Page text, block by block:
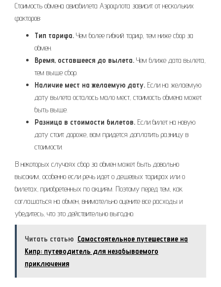
Стоимость обмена авиабилета Аэрофлота зависит от нескольких
факторов:
Тип тарифа. Чем более гибкий тариф, тем ниже сбор за
обмен.
Время, оставшееся до вылета. Чем ближе дата вылета,
тем выше сбор.
Наличие мест на желаемую дату. Если на желаемую
дату вылета осталось мало мест, стоимость обмена может
быть выше.
Разница в стоимости билетов. Если билет на новую
дату стоит дороже, вам придется доплатить разницу в
стоимости.
В некоторых случаях сбор за обмен может быть довольно
высоким, особенно если речь идет о дешевых тарифах или о
билетах, приобретенных по акциям. Поэтому перед тем, как
соглашаться на обмен, внимательно оцените все расходы и
убедитесь, что это действительно выгодно.
Читать статью Самостоятельное путешествие на
Кипр: путеводитель для незабываемого
приключения